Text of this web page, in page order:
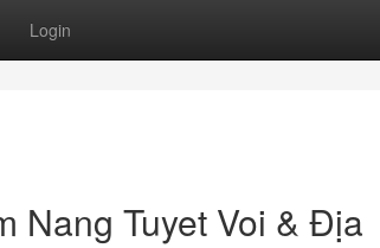
Login
Nang Tuyet Voi & Địa